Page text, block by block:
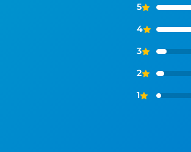
5
4
3
2
1